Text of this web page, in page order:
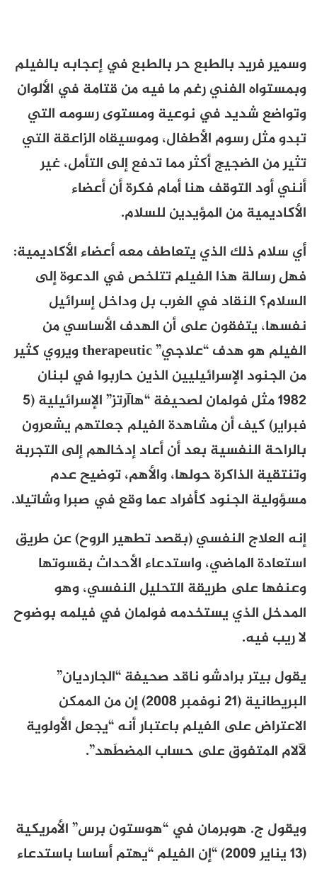
وسمير فريد بالطبع حر بالطبع في إعجابه بالفيلم
وبمستواه الفني رغم ما فيه من قتامة في الألوان
وتواضع شديد في نوعية ومستوى رسومه التي
تبدو مثل رسوم الأطفال، وموسيقاه الزاعقة التي
تثير من الضجيج أكثر مما تدفع إلى التأمل، غير
أنني أود التوقف هنا أمام فكرةأن أعضاء
الأكاديمية من المؤيدين للسلام.
أي سلام ذلك الذي يتعاطف معه أعضاء الأكاديمية:
فهلرسالة هذا الفيلمتتلخص في الدعوةإلى
السلام؟النقاد في الغرب بل وداخل إسرائيل
نفسها، يتفقون على أن الهدف الأساسي من
الفيلم هو هدف “علاجي”therapeuticويروي كثير
من الجنود الإسرائيليين الذين حاربوا في لبنان
1982 مثل فولمان لصحيفة “هاآرتز” الإسرائيلية (5
فبراير) كيف أن مشاهدة الفيلم جعلتهم يشعرون
بالراحة النفسية بعد أن أعاد إدخالهم إلى التجربة
وتنتقية الذاكرة حولها، والأهم، توضيح عدم
مسؤولية الجنود كأفراد عما وقع في صبرا وشاتيلا.
إنه العلاج النفسي (بقصد تطهير الروح) عن طريق
استعادة الماضي، واستدعاء الأحداث بقسوتها
وعنفها على طريقة التحليل النفسي، وهو
المدخل الذي يستخدمه فولمان في فيلمه بوضوح
لا ريب فيه.
يقول بيتر برادشو ناقد صحيفة “الجارديان”
البريطانية (21 نوفمبر 2008) إن من الممكن
الاعتراض على الفيلم باعتبار أنه “يجعل الأولوية
لآلام المتفوق على حساب المضطَهد”.
ويقول ج. هوبرمان في “هوستون برس” الأمريكية
(13 يناير 2009) “إن الفيلم “يهتم أساسا باستدعاء